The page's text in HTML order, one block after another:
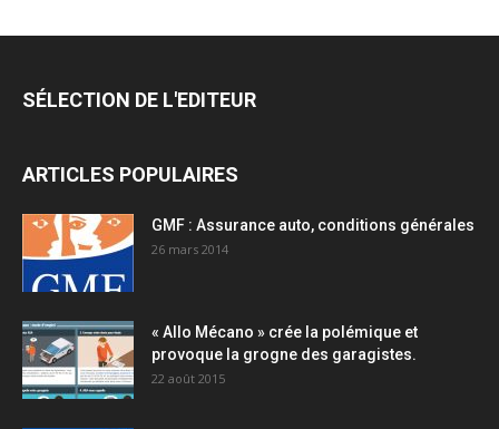
SÉLECTION DE L'EDITEUR
ARTICLES POPULAIRES
GMF : Assurance auto, conditions générales
26 mars 2014
« Allo Mécano » crée la polémique et
provoque la grogne des garagistes.
22 août 2015